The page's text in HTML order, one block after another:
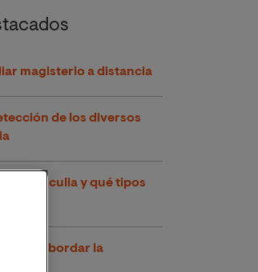
magisterio a distancia
de los diversos
discalculia y qué tipos
para abordar la